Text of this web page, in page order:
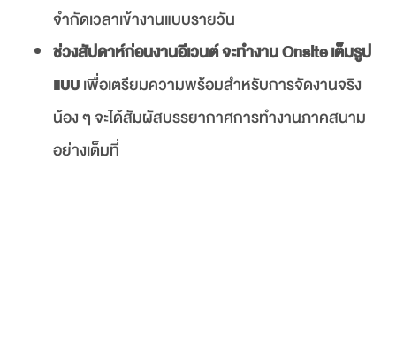
จำกัดเวลาเข้างานแบบรายวัน
ช่วงสัปดาห์ก่อนงานอีเวนต์ จะทำงาน Onsite เต็มรูป
แบบเพื่อเตรียมความพร้อมสำหรับการจัดงานจริง
น้อง ๆ จะได้สัมผัสบรรยากาศการทำงานภาคสนาม
อย่างเต็มที่